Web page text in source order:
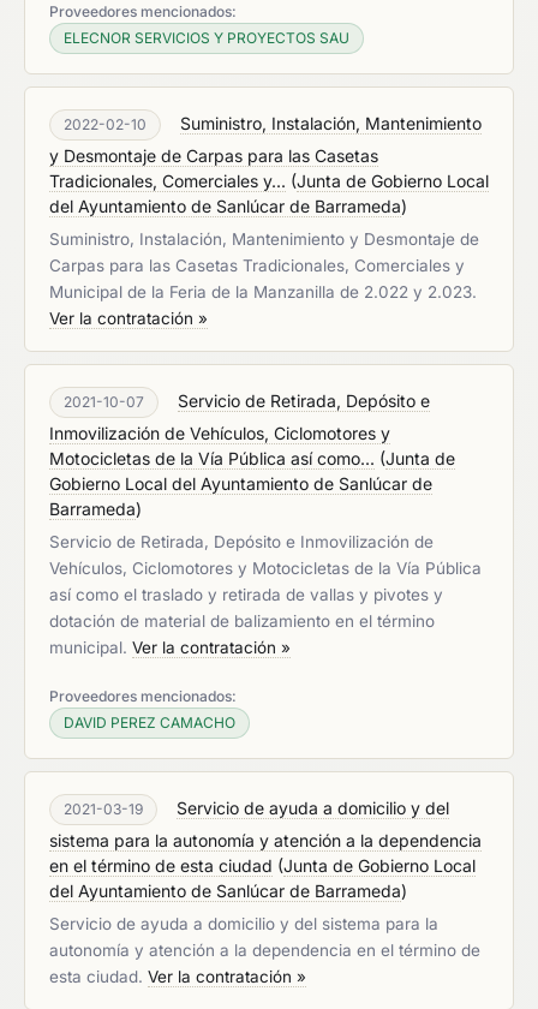
Proveedores mencionados:
ELECNOR SERVICIOS Y PROYECTOS SAU
2022-02-10
Suministro, Instalación, Mantenimiento
y Desmontaje de Carpas para las Casetas
Tradicionales, Comerciales y... (Junta de Gobierno Local
del Ayuntamiento de Sanlúcar de Barrameda)
Suministro, Instalación, Mantenimiento y Desmontaje de
Carpas para las Casetas Tradicionales, Comerciales y
Municipal de la Feria de la Manzanilla de 2.022 y 2.023.
Ver la contratación »
2021-10-07
Servicio de Retirada, Depósito e
Inmovilización de Vehículos, Ciclomotores y
Motocicletas de la Vía Pública así como... (Junta de
Gobierno Local del Ayuntamiento de Sanlúcar de
Barrameda)
Servicio de Retirada, Depósito e Inmovilización de
Vehículos, Ciclomotores y Motocicletas de la Vía Pública
así como el traslado y retirada de vallas y pivotes y
dotación de material de balizamiento en el término
municipal. Ver la contratación »
Proveedores mencionados:
DAVID PEREZ CAMACHO
2021-03-19
Servicio de ayuda a domicilio y del
sistema para la autonomía y atención a la dependencia
en el término de esta ciudad (Junta de Gobierno Local
del Ayuntamiento de Sanlúcar de Barrameda)
Servicio de ayuda a domicilio y del sistema para la
autonomía y atención a la dependencia en el término de
esta ciudad. Ver la contratación »